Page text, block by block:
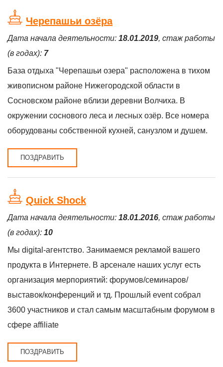
жизненного итога, но
и бескомпромис
Черепашьи озёра
Дата начала деятельности: 18.01.2019, стаж работы
(в годах): 7
База отдыха "Черепашьи озера" расположена в тихом
живописном районе Нижегородской области в
Сосновском районе вблизи деревни Волчиха. В
окружении соснового леса и лесных озёр. Все номера
оборудованы собственной кухней, санузлом и душем.
ПОЗДРАВИТЬ
Quick Shock
Дата начала деятельности: 18.01.2016, стаж работы
(в годах): 10
Мы digital-агентство. Занимаемся рекламой вашего
продукта в Интернете. В арсенале наших услуг есть
организация мерпориятий: форумов/семинаров/
выставок/конференций и тд. Прошлый event собрал
3600 участников и стал самым масштабным форумом в
сфере affiliate
ПОЗДРАВИТЬ